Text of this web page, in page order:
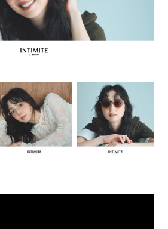
店舗情報
リクルート
で問い合わせ